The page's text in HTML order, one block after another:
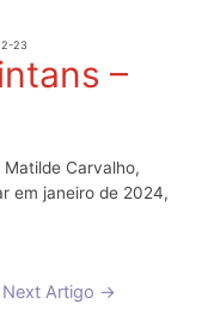
23
–
Carvalho,
em janeiro de 2024,
Next Artigo →